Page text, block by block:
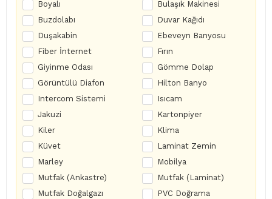
Boyalı
Bulaşık Makinesi
Buzdolabı
Duvar Kağıdı
Duşakabin
Ebeveyn Banyosu
Fiber İnternet
Fırın
Giyinme Odası
Gömme Dolap
Görüntülü Diafon
Hilton Banyo
Intercom Sistemi
Isıcam
Jakuzi
Kartonpiyer
Kiler
Klima
Küvet
Laminat Zemin
Marley
Mobilya
Mutfak (Ankastre)
Mutfak (Laminat)
Mutfak Doğalgazı
PVC Doğrama